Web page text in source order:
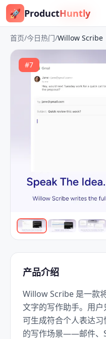
🚀 ProductHuntly
首页/今日热门/Willow Scribe
#7
产品介绍
Willow Scribe 是一款
文字的写作助手。用
可生成符合个人表达
的写作场景——邮件、